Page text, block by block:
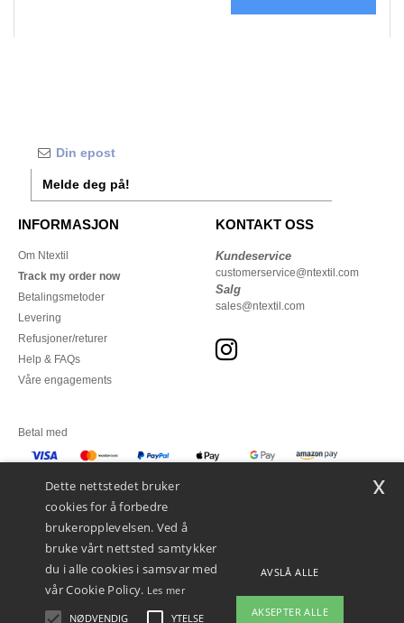
Melde deg på!
INFORMASJON
Om Ntextil
Track my order now
Betalingsmetoder
Levering
Refusjoner/returer
Help & FAQs
Våre engagements
KONTAKT OSS
Kundeservice
customerservice@ntextil.com
Salg
sales@ntextil.com
Betal med
Dette nettstedet bruker
cookies for å forbedre
brukeropplevelsen. Ved å
bruke vårt nettsted samtykker
du i alle cookies i samsvar med
vår Cookie Policy. Les mer
NØDVENDIG YTELSE
AVSLÅ ALLE
AKSEPTER ALLE
x